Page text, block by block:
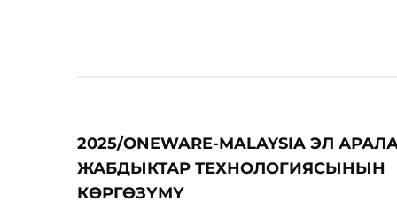
2025/ONEWARE-MALAYSIA ЭЛ
ЖАБДЫКТАР ТЕХНОЛОГИЯСЫНЫН
КӨРГӨЗҮМҮ